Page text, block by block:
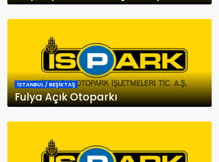
İSTANBUL / BEŞİKTAŞ
Fulya Açık Otoparkı